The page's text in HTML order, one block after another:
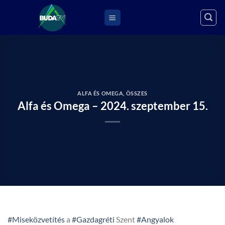
ALFA ÉS OMEGA ÖSSZES
Alfa és Omega – 2024. szeptember 15.
#Miseközvetítésa #Gazdagréti Szent#Angyalok